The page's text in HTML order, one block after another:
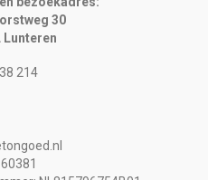
30
Lunteren
214